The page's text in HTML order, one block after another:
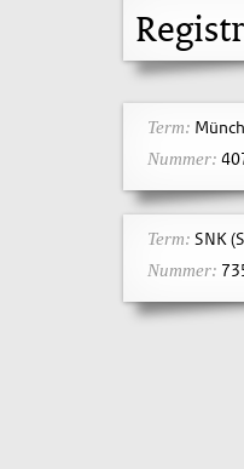
Term:
Nummer:
Term: SNK
Nummer: